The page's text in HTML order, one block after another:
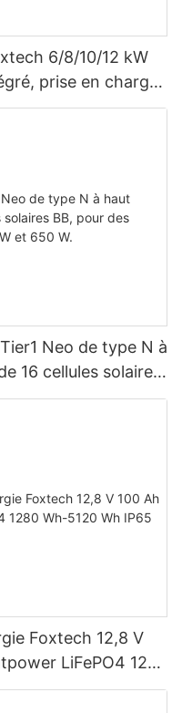
6/8/10/12 kW
prise en charge
unités pour
Neo de type N à
16 cellules solaires
W, 620 W, 630
Foxtech 12,8 V
LiFePO4 1280